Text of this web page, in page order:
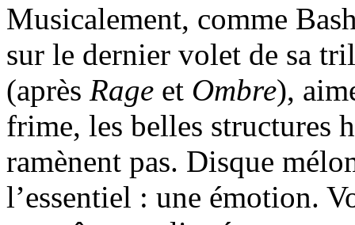
Musicalement, comme
sur le dernier volet de sa
(après Rage et Ombre),
frime, les belles structures
ramènent pas. Disque
l’essentiel : une émotion.